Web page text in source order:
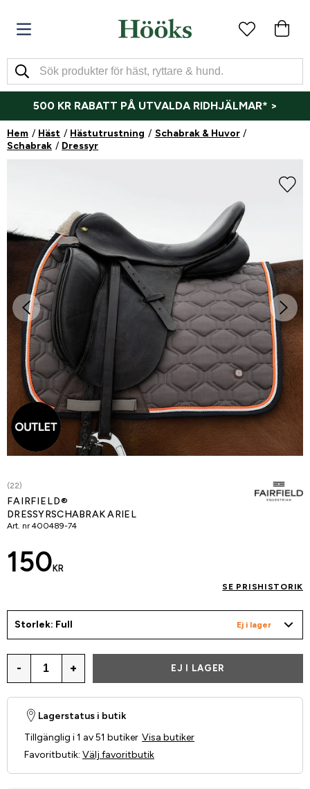
500 KR RABATT PÅ UTVALDA RIDHJÄLMAR* >
Hem Häst Hästutrustning
Schabrak & Huvor
Schabrak
Dressyr
(22)
FAIRFIELD®
DRESSYRSCHABRAK ARIEL
Art. nr 400489-74
150 KR
SE PRISHISTORIK
Storlek: Full Ej i lager
- + EJ I LAGER
Lagerstatus i butik
Tillgänglig i 1 av 51 butiker Visa butiker
Favoritbutik: Välj favoritbutik